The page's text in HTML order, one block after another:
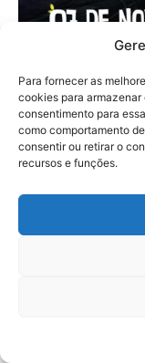
Para fornecer as
cookies para
consentimento para
como comportamento
consentir ou retirar o
recursos e funções.